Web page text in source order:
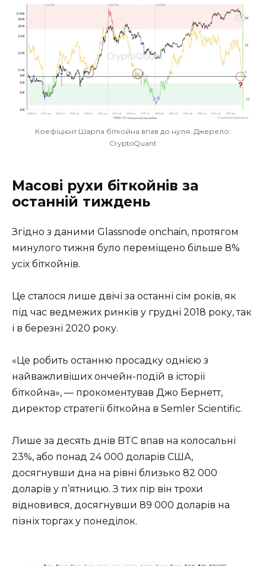
Коефіцієнт Шарпа біткойна впав до нуля. Джерело:
CryptoQuant
Масові рухи біткойнів за
останній тиждень
Згідно з даними Glassnode onchain, протягом
минулого тижня було переміщено більше 8%
усіх біткойнів.
Це сталося лише двічі за останні сім років, як
під час ведмежих ринків у грудні 2018 року, так
і в березні 2020 року.
«Це робить останню просадку однією з
найважливіших ончейн-подій в історії
біткойна», — прокоментував Джо Бернетт,
директор стратегії біткойна в Semler Scientific.
Лише за десять днів BTC впав на колосальні
23%, або понад 24 000 доларів США,
досягнувши дна на рівні близько 82 000
доларів у п’ятницю. З тих пір він трохи
відновився, досягнувши 89 000 доларів на
пізніх торгах у понеділок.